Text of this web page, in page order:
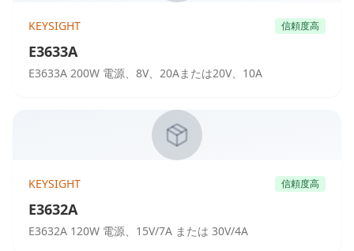
KEYSIGHT 信頼度高
E3633A
E3633A 200W 電源、8V、20Aまたは20V、10A
KEYSIGHT 信頼度高
E3632A
E3632A 120W 電源、15V/7A または 30V/4A